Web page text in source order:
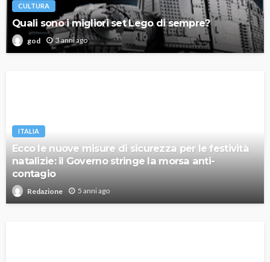
CULTURA
Quali sono i migliori set Lego di sempre?
god 3 anni ago
ITALIA
Ecco le nuove misure di sicurezza per le festività
natalizie: il Governo stringe la morsa anti-
contagio
Redazione 5 anni ago